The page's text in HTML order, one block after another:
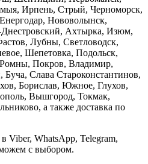
Ирпень, Стрый, Черноморск,
Нововолынск,
Ахтырка, Изюм,
Лубны, Светловодск,
Шепетовка, Подольск,
Покров, Владимир,
Слава Староконстантинов,
Борислав, Южное, Глухов,
Вышгород, Токмак,
а также доставка по
Viber, WhatsApp, Telegram,
с выбором.